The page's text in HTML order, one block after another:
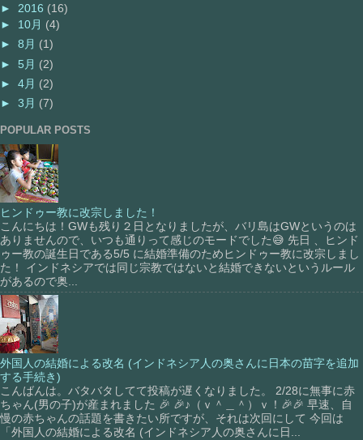
► 2016 (16)
► 10月 (4)
► 8月 (1)
► 5月 (2)
► 4月 (2)
► 3月 (7)
POPULAR POSTS
ヒンドゥー教に改宗しました！
こんにちは！GWも残り２日となりましたが、バリ島はGWというのは
ありませんので、いつも通りって感じのモードでした😅 先日 、ヒンド
ゥー教の誕生日である5/5 に結婚準備のためヒンドゥー教に改宗しまし
た！ インドネシアでは同じ宗教ではないと結婚できないというルール
があるので奥...
外国人の結婚による改名 (インドネシア人の奥さんに日本の苗字を追加
する手続き)
こんばんは。バタバタしてて投稿が遅くなりました。 2/28に無事に赤
ちゃん(男の子)が産まれました 🎉 🎉♪（ｖ＾＿＾）ｖ！🎉🎉 早速、自
慢の赤ちゃんの話題を書きたい所ですが、それは次回にして 今回は
「外国人の結婚による改名 (インドネシア人の奥さんに日...